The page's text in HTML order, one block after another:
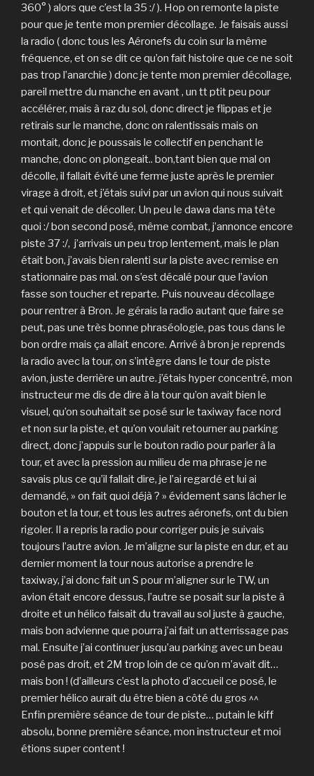
360° ) alors que c’est la 35 :/ ). Hop on remonte la piste
pour que je tente mon premier décollage. Je faisais aussi
la radio ( donc tous les Aéronefs du coin sur la même
fréquence, et on se dit ce qu’on fait histoire que ce ne soit
pas trop l’anarchie ) donc je tente mon premier décollage,
pareil mettre du manche en avant , un tt ptit peu pour
accélérer, mais à raz du sol, donc direct je flippas et je
retirais sur le manche, donc on ralentissais mais on
montait, donc je poussais le collectif en penchant le
manche, donc on plongeait.. bon,tant bien que mal on
décolle, il fallait évité une ferme juste après le premier
virage à droit, et j’étais suivi par un avion qui nous suivait
et qui venait de décoller. Un peu le dawa dans ma tête
quoi :/ bon second posé, même combat, j’annonce encore
piste 37 :/, j’arrivais un peu trop lentement, mais le plan
était bon, j’avais bien ralenti sur la piste avec remise en
stationnaire pas mal. on s’est décalé pour que l’avion
fasse son toucher et reparte. Puis nouveau décollage
pour rentrer à Bron. Je gérais la radio autant que faire se
peut, pas une très bonne phraséologie, pas tous dans le
bon ordre mais ça allait encore. Arrivé à bron je reprends
la radio avec la tour, on s’intègre dans le tour de piste
avion, juste derrière un autre. j’étais hyper concentré, mon
instructeur me dis de dire à la tour qu’on avait bien le
visuel, qu’on souhaitait se posé sur le taxiway face nord
et non sur la piste, et qu’on voulait retourner au parking
direct, donc j’appuis sur le bouton radio pour parler à la
tour, et avec la pression au milieu de ma phrase je ne
savais plus ce qu’il fallait dire, je l’ai regardé et lui ai
demandé, » on fait quoi déjà ? » évidement sans lâcher le
bouton et la tour, et tous les autres aéronefs, ont du bien
rigoler. Il a repris la radio pour corriger puis je suivais
toujours l’autre avion. Je m’aligne sur la piste en dur, et au
dernier moment la tour nous autorise a prendre le
taxiway, j’ai donc fait un S pour m’aligner sur le TW, un
avion était encore dessus, l’autre se posait sur la piste à
droite et un hélico faisait du travail au sol juste à gauche,
mais bon advienne que pourra j’ai fait un atterrissage pas
mal. Ensuite j’ai continuer jusqu’au parking avec un beau
posé pas droit, et 2M trop loin de ce qu’on m’avait dit…
mais bon ! (d’ailleurs c’est la photo d’accueil ce posé, le
premier hélico aurait du être bien a côté du gros ^^
Enfin première séance de tour de piste… putain le kiff
absolu, bonne première séance, mon instructeur et moi
étions super content !